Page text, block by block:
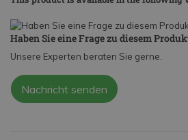
Haben Sie eine Frage zu diesem
Unsere Experten beraten Sie gerne.
Nachricht senden